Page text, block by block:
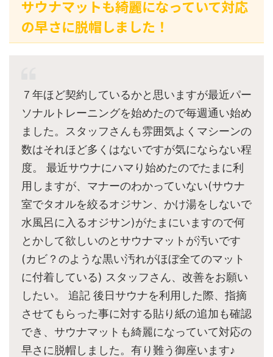
サウナマットも綺麗になっていて対応
の早さに脱帽しました！
７年ほど契約しているかと思いますが最近パー
ソナルトレーニングを始めたので毎週通い始め
ました。スタッフさんも雰囲気よくマシーンの
数はそれほど多くはないですが気にならない程
度。 最近サウナにハマり始めたのでたまに利
用しますが、マナーのわかっていない(サウナ
室でタオルを絞るオジサン、かけ湯をしないで
水風呂に入るオジサン)がたまにいますので何
とかして欲しいのとサウナマットが汚いです
(カビ？のような黒い汚れがほぼ全てのマット
に付着している) スタッフさん、改善をお願い
したい。 追記 後日サウナを利用した際、指摘
させてもらった事に対する貼り紙の追加も確認
でき、サウナマットも綺麗になっていて対応の
早さに脱帽しました。有り難う御座います♪︎